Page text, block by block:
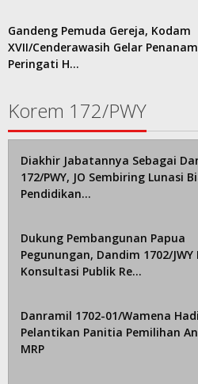
Gandeng Pemuda Gereja, Kodam
XVII/Cenderawasih Gelar
Peringati H…
Korem 172/PWY
Diakhir Jabatannya Sebagai
172/PWY, JO Sembiring Lunasi
Pendidikan…
Dukung Pembangunan Papua
Pegunungan, Dandim 1702/JWY
Konsultasi Publik Re…
Danramil 1702-01/Wamena
Pelantikan Panitia Pemilihan
MRP